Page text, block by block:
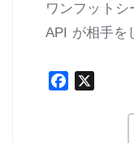
エージェント
ノード紹介
ワンフット
API が相手を
Facebook